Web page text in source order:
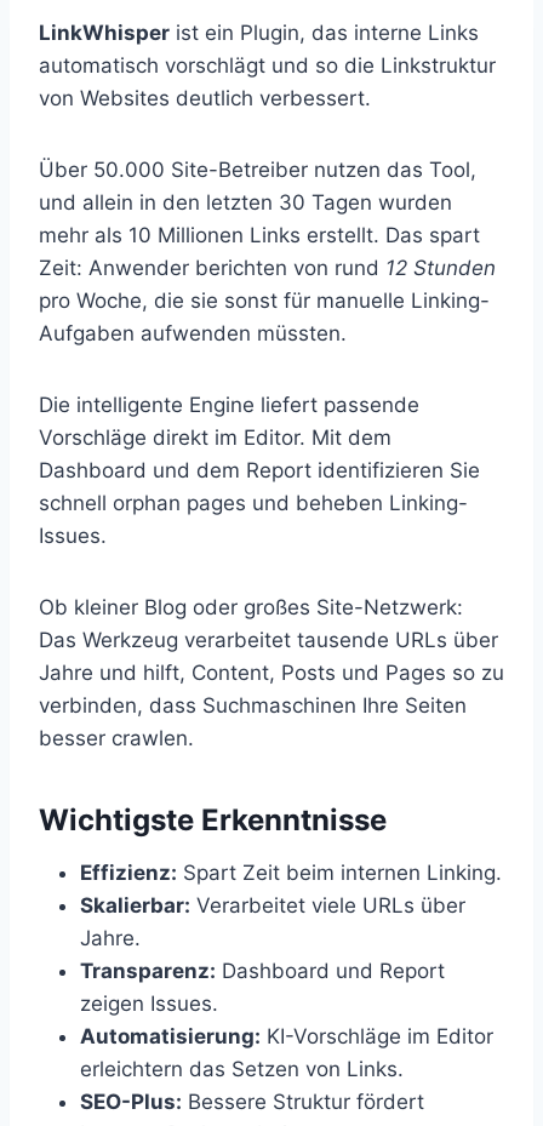
LinkWhisper ist ein Plugin, das interne Links
automatisch vorschlägt und so die Linkstruktur
von Websites deutlich verbessert.
Über 50.000 Site-Betreiber nutzen das Tool,
und allein in den letzten 30 Tagen wurden
mehr als 10 Millionen Links erstellt. Das spart
Zeit: Anwender berichten von rund 12 Stunden
pro Woche, die sie sonst für manuelle Linking-
Aufgaben aufwenden müssten.
Die intelligente Engine liefert passende
Vorschläge direkt im Editor. Mit dem
Dashboard und dem Report identifizieren Sie
schnell orphan pages und beheben Linking-
Issues.
Ob kleiner Blog oder großes Site-Netzwerk:
Das Werkzeug verarbeitet tausende URLs über
Jahre und hilft, Content, Posts und Pages so zu
verbinden, dass Suchmaschinen Ihre Seiten
besser crawlen.
Wichtigste Erkenntnisse
Effizienz: Spart Zeit beim internen Linking.
Skalierbar: Verarbeitet viele URLs über
Jahre.
Transparenz: Dashboard und Report
zeigen Issues.
Automatisierung: KI-Vorschläge im Editor
erleichtern das Setzen von Links.
SEO-Plus: Bessere Struktur fördert